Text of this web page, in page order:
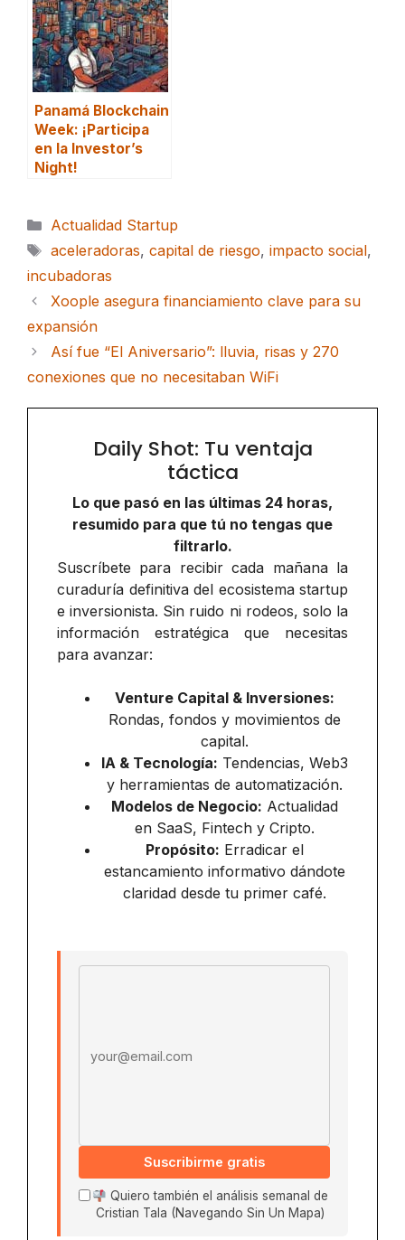
Panamá Blockchain
Week: ¡Participa
en la Investor’s
Night!
Categorías
Actualidad Startup
Etiquetas
aceleradoras, capital de riesgo, impacto social,
incubadoras
Xoople asegura financiamiento clave para su
expansión
Así fue “El Aniversario”: lluvia, risas y 270
conexiones que no necesitaban WiFi
Daily Shot: Tu ventaja
táctica
Lo que pasó en las últimas 24 horas,
resumido para que tú no tengas que
filtrarlo.
Suscríbete para recibir cada mañana la
curaduría definitiva del ecosistema startup
e inversionista. Sin ruido ni rodeos, solo la
información estratégica que necesitas
para avanzar:
Venture Capital & Inversiones:
Rondas, fondos y movimientos de
capital.
IA & Tecnología: Tendencias, Web3
y herramientas de automatización.
Modelos de Negocio: Actualidad
en SaaS, Fintech y Cripto.
Propósito: Erradicar el
estancamiento informativo dándote
claridad desde tu primer café.
Suscribirme gratis
Quiero también el análisis semanal de
Cristian Tala (Navegando Sin Un Mapa)